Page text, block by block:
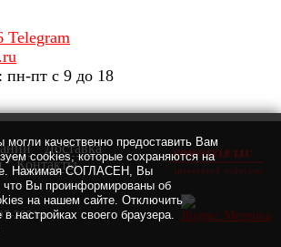
качественно предоставить Вам
cookies, которые сохраняются на
Нажимая СОГЛАСЕН, Вы
что Вы проинформированы об
на нашем сайте. Отключить
настройках своего браузера.
Telegram
пн-пт с 9 до 18
Доставка
Контакты
2021 г.